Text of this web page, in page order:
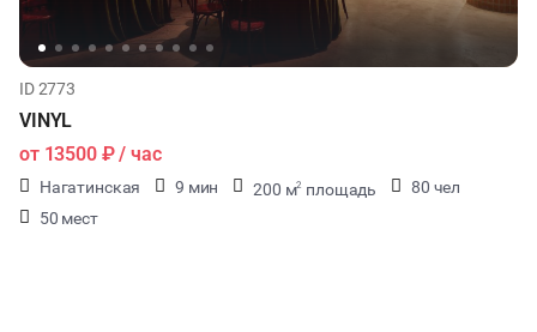
ID 2773
VINYL
от 13500 ₽/ час
Нагатинская 9 мин 200 м2 площадь
80 чел
50 мест